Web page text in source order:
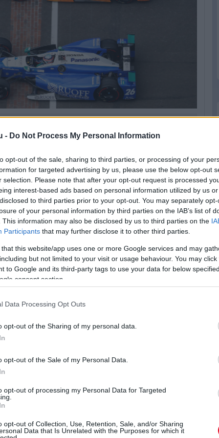
- Do Not Process My Personal Information
opt-out of the sale, sharing to third parties, or processing of your
for targeted advertising by us, please use the below opt-out
selection. Please note that after your opt-out request is processed
interest-based ads based on personal information utilized by us
to third parties prior to your opt-out. You may separately
of your personal information by third parties on the IAB’s list of
This information may also be disclosed by us to third parties on the
Participants that may further disclose it to other third parties.
that this website/app uses one or more Google services and may
but not limited to your visit or usage behaviour. You may
to Google and its third-party tags to use your data for below
consent section.
Data Processing Opt Outs
opt-out of the Sharing of my personal data.
opt-out of the Sale of my Personal Data.
opt-out of processing my Personal Data for Targeted
opt-out of Collection, Use, Retention, Sale, and/or Sharing
Data that Is Unrelated with the Purposes for which it
ha a közeljövőben sikereket akar?
híresztelések, hogy a spanyol marad a
az Andretti istálló segítségével)
versenyzők már tavaly is unszolták a
hozzájuk, most erre nagyobb esély lesz.
is tagja a jelenlegi mezőnynek. A Twitteren
IndyCar téged hív! Szívesen vennénk, ha a
tehetségeddel csatlakoznál hozzánk.
ben!” – így a rövid üzenet. A spanyol csak
neki az ötlet.
1, se az IndyCar nem köti le, mivel
24 órás viadalon. Kifejezetten győzelmi
Toyotával reálisan senki nem veheti fel a
mindenki számára rejtély, de a szakértők
miatt a Le Mans-i eredmény igen fontos
az alábbi gombokkal: